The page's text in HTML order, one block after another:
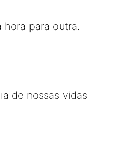
para outra.
de nossas vidas